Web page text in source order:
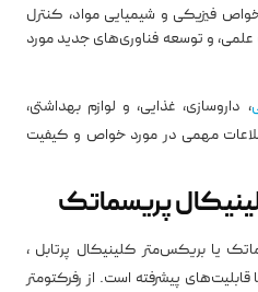
فیزیکی و شیمیایی مواد، کنترل
و توسعه فناوری‌های جدید مورد
، داروسازی، غذایی، و لوازم بهداشتی،
مهمی در مورد خواص و کیفیت
پریسماتک
یا بریکس‌متر کلینیکال پرتابل ،
قابلیت‌های پیشرفته است. از رفرکتومتر